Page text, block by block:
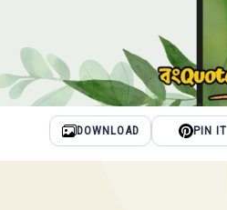
DOWNLOAD PIN IT